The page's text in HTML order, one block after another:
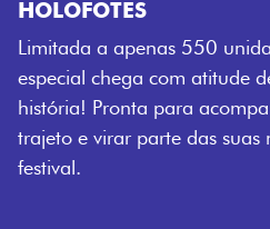
unidades, esta edição
de palco e visual que faz
você em cada
suas melhores memórias de